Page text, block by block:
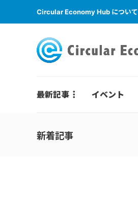
Circular Economy Hub について
最新記事 イベント
新着記事